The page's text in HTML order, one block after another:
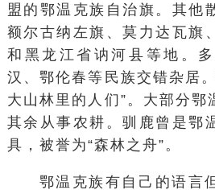
盟的鄂温克族自治旗。其他
额尔古纳左旗、莫力达瓦旗
和黑龙江省讷河县等地。
汉、鄂伦春等民族交错杂居
大山林里的人们”。大部分鄂
其余从事农耕。驯鹿曾是鄂
具，被誉为“森林之舟”。
鄂温克族有自己的语言